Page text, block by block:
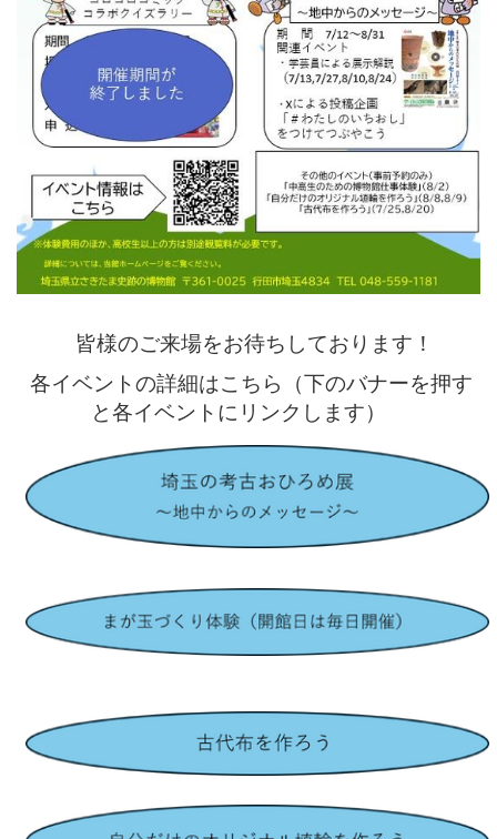
皆様のご来場をお待ちしております！
各イベントの詳細はこちら（下のバナーを押す
と各イベントにリンクします）